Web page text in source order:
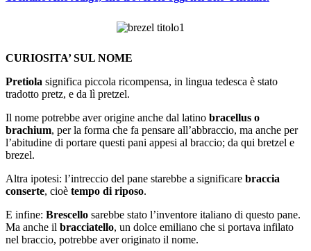
CURIOSITA’ SUL NOME
Pretiola significa piccola ricompensa, in lingua tedesca è stato
tradotto pretz, e da lì pretzel.
Il nome potrebbe aver origine anche dal latino bracellus o
brachium, per la forma che fa pensare all’abbraccio, ma anche per
l’abitudine di portare questi pani appesi al braccio; da qui bretzel e
brezel.
Altra ipotesi: l’intreccio del pane starebbe a significare braccia
conserte, cioè tempo di riposo.
E infine: Brescello sarebbe stato l’inventore italiano di questo pane.
Ma anche il bracciatello, un dolce emiliano che si portava infilato
nel braccio, potrebbe aver originato il nome.